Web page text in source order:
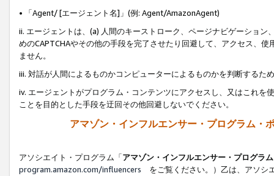
• 「Agent/ [エージェント名]」(例: Agent/AmazonAgent)
ii. エージェントは、(a) 人間のキーストローク、ページナビゲーショ
めのCAPTCHAやその他の手段を完了させたり回避して、アクセス、
ません。
iii. 対話が人間によるものかコンピューターによるものかを判断するた
iv. エージェントがプログラム・コンテンツにアクセスし、又はこれ
ことを目的とした手段を迂回その他回避しないでください。
アマゾン・インフルエンサー・プログラム・
アソシエイト・プログラム「アマゾン・インフルエンサー・プログラム
program.amazon.com/influencers をご覧ください。）乙は、アソシ